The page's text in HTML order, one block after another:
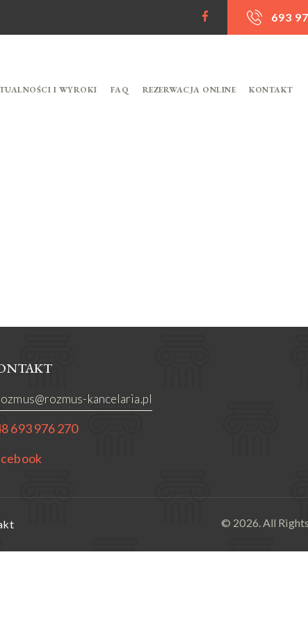
693
I WYROKI FAQ REZERWACJA ONLINE KONTAKT
kancelaria.pl
693 976 270
© 2026. All